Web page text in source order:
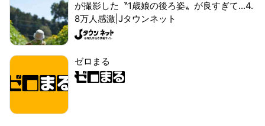
が撮影した〝1歳娘の後ろ姿〟が良すぎて...4.
8万人感激|Jタウンネット
ゼロまる